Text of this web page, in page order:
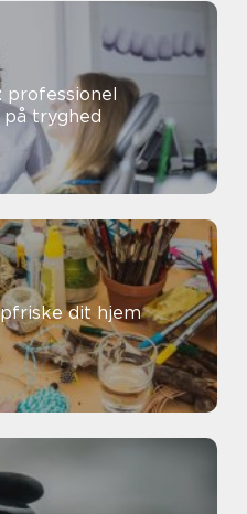
professionel
tryghed
dit hjem